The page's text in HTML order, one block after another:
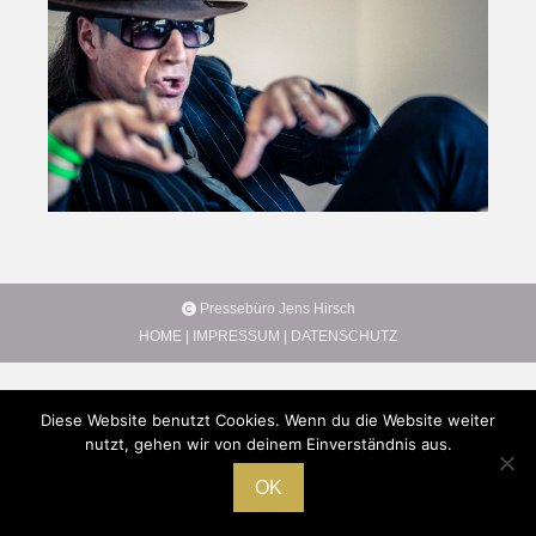
Pressebüro Jens Hirsch
HOME
IMPRESSUM DATENSCHUTZ
Diese Website benutzt Cookies. Wenn du die Website weiter
nutzt, gehen wir von deinem Einverständnis aus.
OK